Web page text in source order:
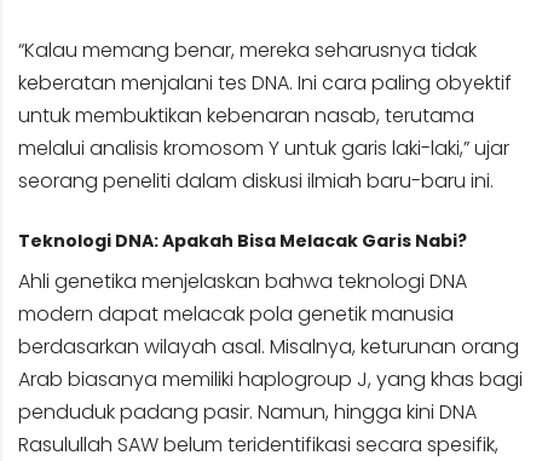
“Kalau memang benar, mereka seharusnya tidak
keberatan menjalani tes DNA. Ini cara paling obyektif
untuk membuktikan kebenaran nasab, terutama
melalui analisis kromosom Y untuk garis laki-laki,” ujar
seorang peneliti dalam diskusi ilmiah baru-baru ini.
Teknologi DNA: Apakah Bisa Melacak Garis Nabi?
Ahli genetika menjelaskan bahwa teknologi DNA
modern dapat melacak pola genetik manusia
berdasarkan wilayah asal. Misalnya, keturunan orang
Arab biasanya memiliki haplogroup J, yang khas bagi
penduduk padang pasir. Namun, hingga kini DNA
Rasulullah SAW belum teridentifikasi secara spesifik,